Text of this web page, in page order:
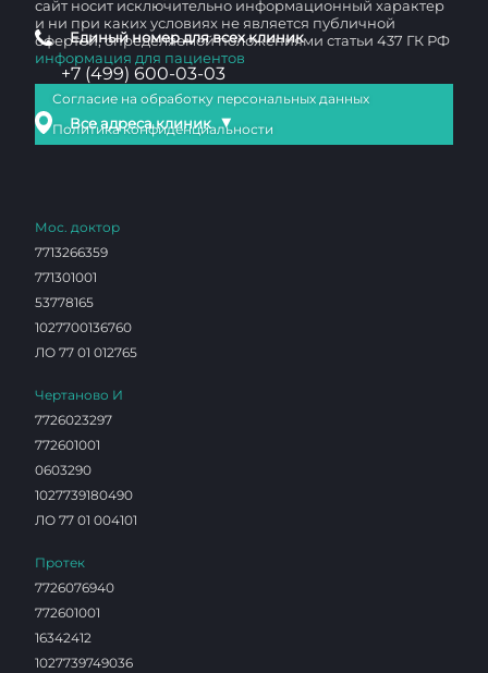
Единый номер для всех клиник
+7 (499) 600-03-03
Все адреса клиник ▼
сайт носит исключительно информационный характер
и ни при каких условиях не является публичной
офертой, определяемой положениями статьи 437 ГК РФ
информация для пациентов
Согласие на обработку персональных данных
Политика конфиденциальности
Мос. доктор
7713266359
771301001
53778165
1027700136760
ЛО 77 01 012765
Чертаново И
7726023297
772601001
0603290
1027739180490
ЛО 77 01 004101
Протек
7726076940
772601001
16342412
1027739749036